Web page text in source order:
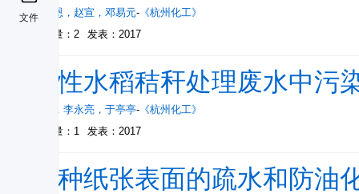
文件张智恩 ， 赵宣 ， 邓易元- 《杭州化工》
被引量：2
发表：2017
改性水稻秸秆处理废水中污
， 李永亮 ， 于亭亭- 《杭州化工》
被引量：1
发表：2017
一种纸张表面的疏水和防油